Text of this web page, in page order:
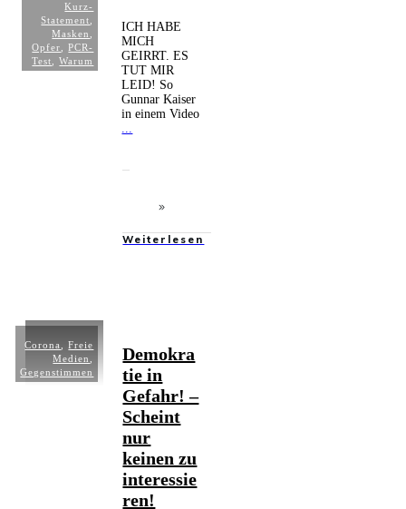
Kurz-
Statement
Masken
Opfer
,PCR-
Test
,Warum
ICH HABE
MICH
GEIRRT. ES
TUT MIR
LEID! So
Gunnar Kaiser
in einem Video
...
Weiterlesen
Corona ,Freie
Medien
Gegenstimmen
Demokra
tie in
Gefahr! –
Scheint
nur
keinen zu
interessie
ren!